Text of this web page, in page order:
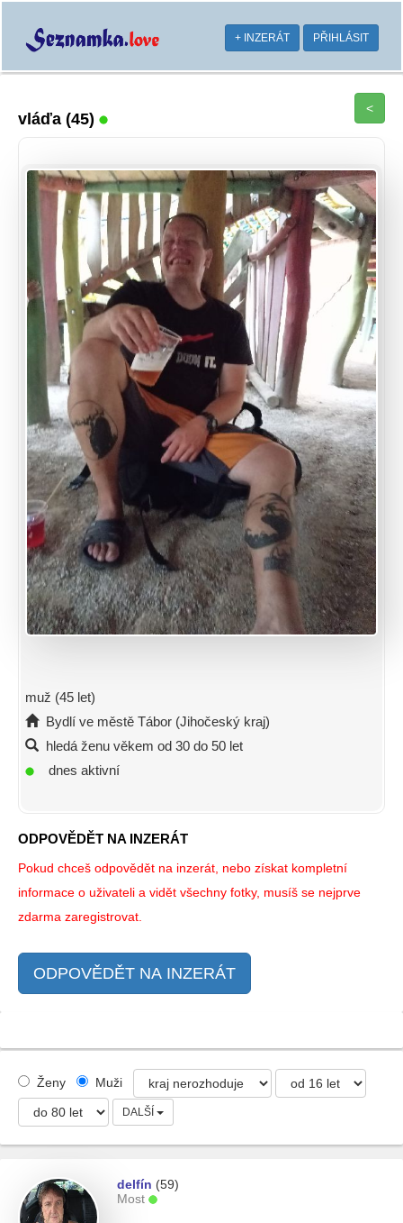
+ INZERÁT PŘIHLÁSIT
vláďa (45)
<
muž (45 let)
Bydlí ve městě Tábor (Jihočeský kraj)
hledá ženu věkem od 30 do 50 let
dnes aktivní
ODPOVĚDĚT NA INZERÁT
Pokud chceš odpovědět na inzerát, nebo získat kompletní
informace o uživateli a vidět všechny fotky, musíš se nejprve
zdarma zaregistrovat.
ODPOVĚDĚT NA INZERÁT
Ženy Muži
DALŠÍ
delfín (59)
Most